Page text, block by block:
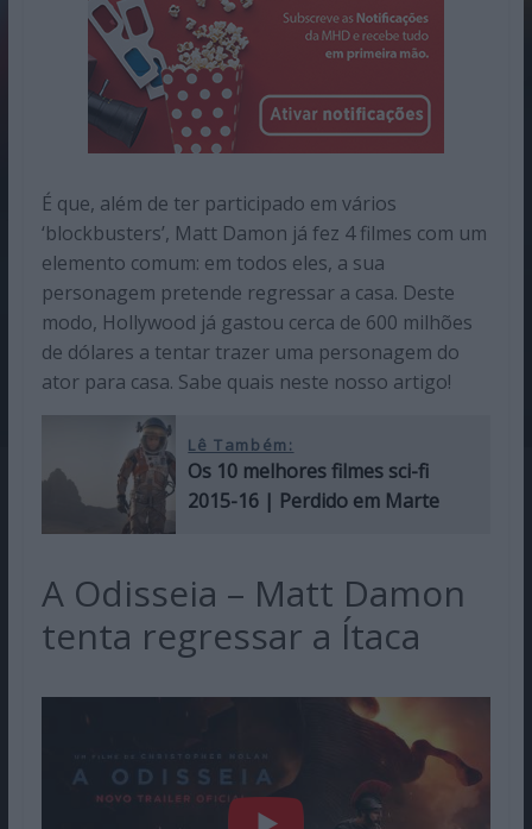
É que, além de ter participado em vários
‘blockbusters’, Matt Damon já fez 4 filmes com um
elemento comum: em todos eles, a sua
personagem pretende regressar a casa. Deste
modo, Hollywood já gastou cerca de 600 milhões
de dólares a tentar trazer uma personagem do
ator para casa. Sabe quais neste nosso artigo!
Lê Também:
Os 10 melhores filmes sci-fi
2015-16 | Perdido em Marte
A Odisseia – Matt Damon
tenta regressar a Ítaca